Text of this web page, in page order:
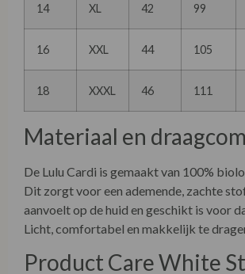
14 XL 42 99
16 XXL 44 105
18 XXXL 46 111
Materiaal en
De Lulu Cardi is gemaakt van 100%
Dit zorgt voor een ademende, zachte
aanvoelt op de huid en geschikt is voor
Licht, comfortabel en makkelijk te
Product Care White